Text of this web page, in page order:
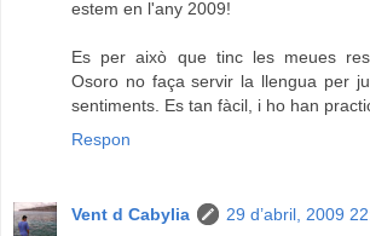
estem en l'any 2009!
Es per això que tinc les meues
Osoro no faça servir la llengua per
sentiments. Es tan fàcil, i ho han
Respon
Vent d Cabylia
29 d’abril, 2009